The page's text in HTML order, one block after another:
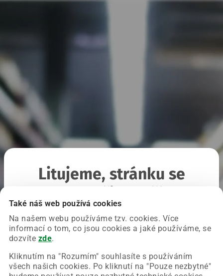
Také náš web používá cookies
Na našem webu používáme tzv. cookies. Více
informací o tom, co jsou cookies a jaké používáme, se
dozvíte zde.
Kliknutím na "Rozumím" souhlasíte s používáním
všech našich cookies. Po kliknutí na "Pouze nezbytné"
Litujeme, stránku se
Chyba nastala na naší straně a už ji opravujeme.
Zkuste prosím znovu načíst požadovanou stránku.
Obnovit stránku Úvodní strana